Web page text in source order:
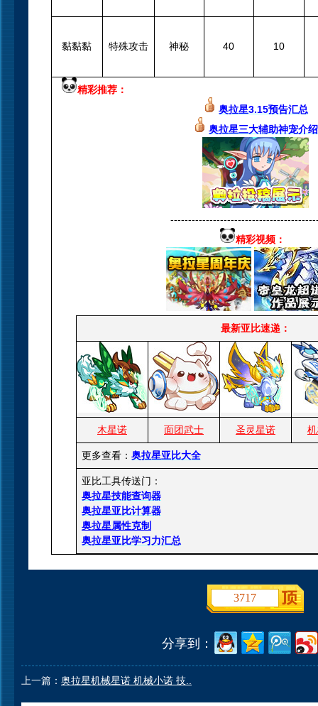
黏黏黏 特殊攻击 神秘 40 10
精彩推荐：
奥拉星3.15预告汇总
奥拉星三大辅助神宠介绍
精彩视频：
最新亚比速递：
木星诺 面团武士 圣灵星诺
更多查看： 奥拉星亚比大全
亚比工具传送门：
奥拉星技能查询器
奥拉星亚比计算器
奥拉星属性克制
奥拉星亚比学习力汇总
3717
分享到：
上一篇： 奥拉星机械星诺 机械小诺 技..